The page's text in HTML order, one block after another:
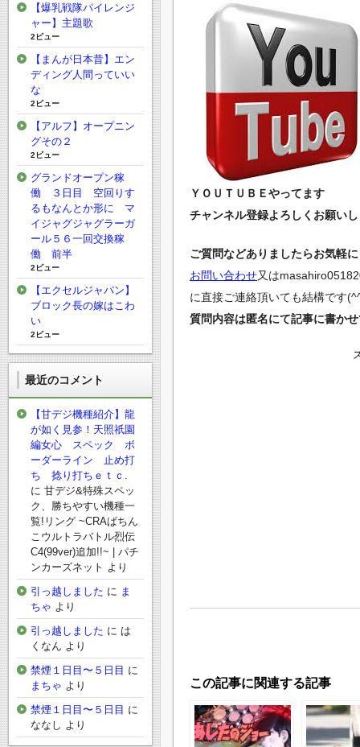
ＹＯＵＴＵＢＥやってます
チャンネル登録よろしくお願い
ご質問などありましたらお気軽
お問い合わせ又は
に直接ご連絡頂いても結構です
質問内容は匿名にて記事に書か
この記事に関連する記事
【爆乳戦隊パイレンジ
ャー】主題歌
2ビュー
【まんが日本昔】エン
ディング人間っていい
な
2ビュー
【アルフ】オープニン
グその２
2ビュー
グランドオープン稼
働 ３日目 空回りす
るもなんとか形に マ
イジャグジャグラーガ
ール５６一回交換稼
働 前半
2ビュー
【エクセルジャパン】
ブロック長の嫁はこわ
い
2ビュー
最近のコメント
【甘デジ機種紹介】龍
が如く見参！天照祇園
編女心 スペック ボ
ーダーライン 止め打
ち 捻り打ちｅｔｃ.
に 甘デジ&特殊スペッ
ク、勝ちやすい機種一
覧!リング ~CRAぱちん
こウルトラバトル烈伝
C4(99ver)追加!!~ | パチ
ンカーズネット より
引っ越しました に ま
ちゃ より
引っ越しました に は
くなん より
禁煙１日目〜５日目 に
まちゃ より
禁煙１日目〜５日目 に
ななし より